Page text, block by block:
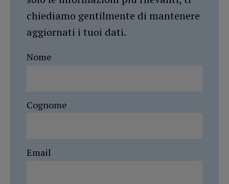
chiediamo gentilmente di mantenere
aggiornati i tuoi dati.
Nome
Cognome
Email